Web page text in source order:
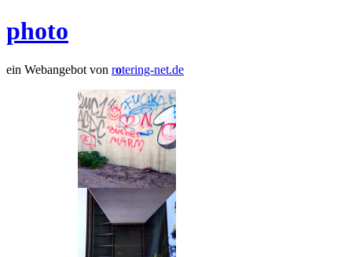
photo
ein Webangebot von rotering-net.de